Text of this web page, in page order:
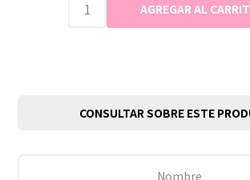
CONSULTAR SOBRE ESTE
Nombre